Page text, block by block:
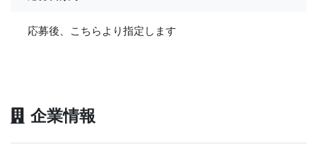
応募後、こちらより指定します
企業情報